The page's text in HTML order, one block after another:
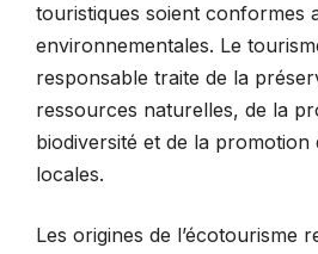
touristiques soient conformes
environnementales. Le
responsable traite de la
ressources naturelles, de la
biodiversité et de la promotion
locales.
Les origines de l’écotourisme